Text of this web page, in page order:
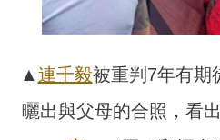
▲連千毅被重判7年有期
曬出與父母的合照，看